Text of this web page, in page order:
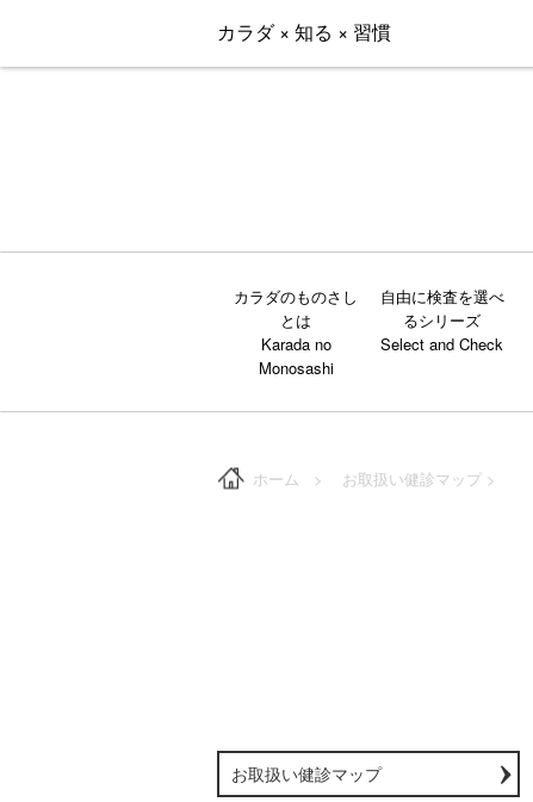
カラダ × 知る × 習慣
カラダのものさし
とは
自由に検査を選べ
るシリーズ
ホーム > お取扱い健診マップ >
お取扱い健診マップ